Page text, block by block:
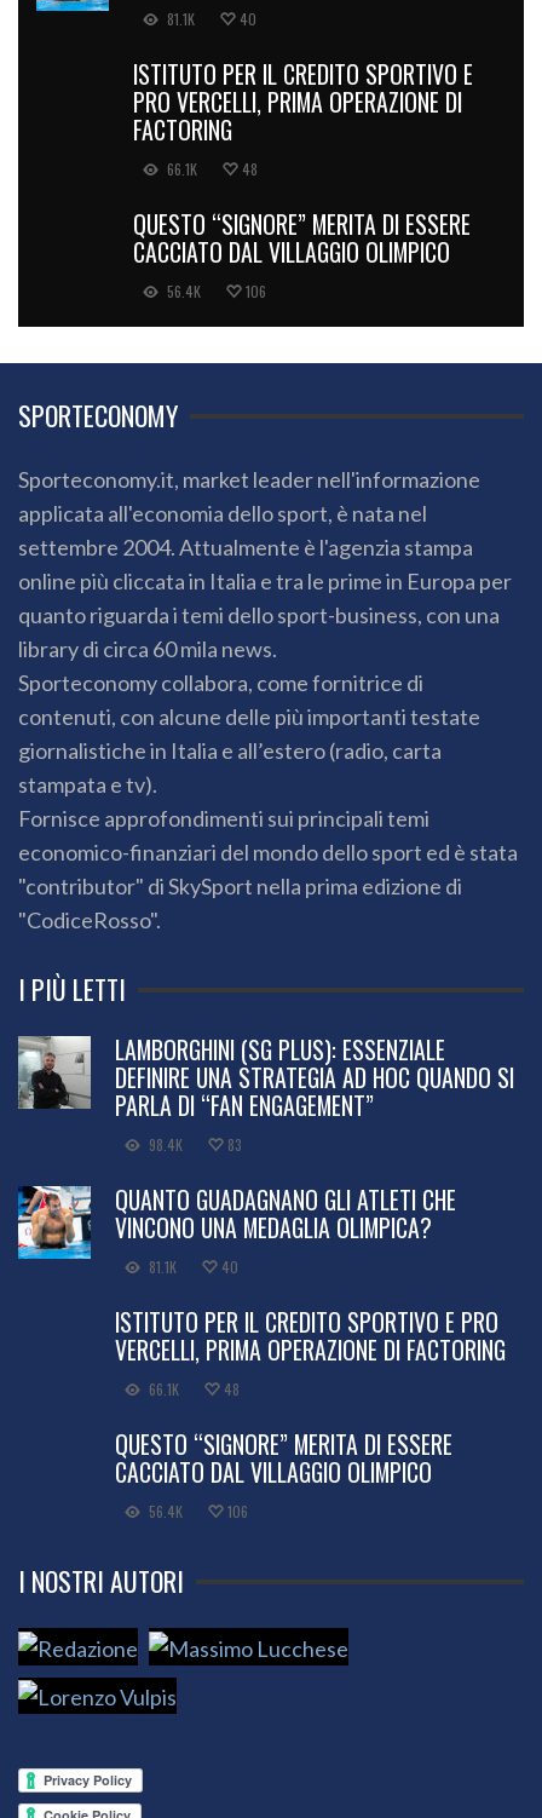
81.1K 40
ISTITUTO PER IL CREDITO SPORTIVO E
PRO VERCELLI, PRIMA OPERAZIONE DI
FACTORING
66.1K 48
QUESTO “SIGNORE” MERITA DI ESSERE
CACCIATO DAL VILLAGGIO OLIMPICO
56.4K 106
SPORTECONOMY
Sporteconomy.it, market leader nell'informazione
applicata all'economia dello sport, è nata nel
settembre 2004. Attualmente è l'agenzia stampa
online più cliccata in Italia e tra le prime in Europa per
quanto riguarda i temi dello sport-business, con una
library di circa 60 mila news.
Sporteconomy collabora, come fornitrice di
contenuti, con alcune delle più importanti testate
giornalistiche in Italia e all’estero (radio, carta
stampata e tv).
Fornisce approfondimenti sui principali temi
economico-finanziari del mondo dello sport ed è stata
"contributor" di SkySport nella prima edizione di
"CodiceRosso".
I PIÙ LETTI
LAMBORGHINI (SG PLUS): ESSENZIALE
DEFINIRE UNA STRATEGIA AD HOC QUANDO SI
PARLA DI “FAN ENGAGEMENT”
98.4K 83
QUANTO GUADAGNANO GLI ATLETI CHE
VINCONO UNA MEDAGLIA OLIMPICA?
81.1K 40
ISTITUTO PER IL CREDITO SPORTIVO E PRO
VERCELLI, PRIMA OPERAZIONE DI FACTORING
66.1K 48
QUESTO “SIGNORE” MERITA DI ESSERE
CACCIATO DAL VILLAGGIO OLIMPICO
56.4K 106
I NOSTRI AUTORI